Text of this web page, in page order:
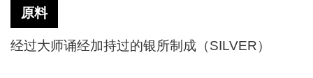
原料
经过大师诵经加持过的银所制成（SILVER）